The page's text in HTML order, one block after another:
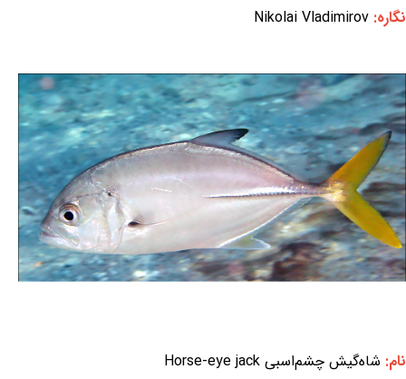
نگاره: Nikolai Vladimirov
نام: شاه‌گیش چشم‌اسبی Horse-eye jack